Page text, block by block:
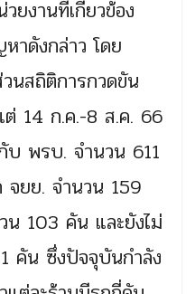
ยงานที่เกี่ยวข้อง
าดังกล่าว โดย
นสถิติการกวดขัน
ต่ 14 ก.ค.-8 ส.ค. 66
บ พรบ. จำนวน 611
จยย. จำนวน 159
น 103 คัน และยังไม่
คัน ซึ่งปัจจุบันกำลัง